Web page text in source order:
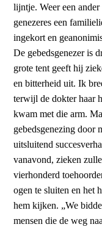
lijntje. Weer een
genezeres een
ingekort en
De gebedsgenezer is
grote tent geeft hij
en bitterheid uit. Ik
terwijl de dokter haar
kwam met die arm.
gebedsgenezing door
uitsluitend
vanavond, zieken
vierhonderd
ogen te sluiten en het
hem kijken. „We
mensen die de weg